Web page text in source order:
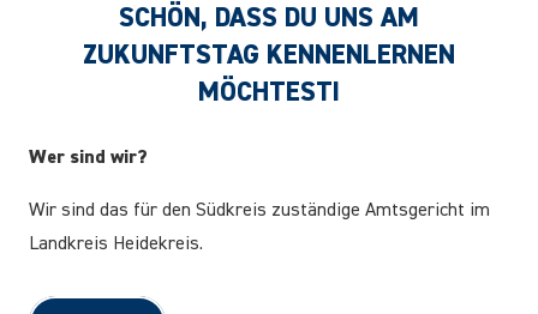
SCHÖN, DASS DU UNS AM
ZUKUNFTSTAG KENNENLERNEN
MÖCHTEST!
Wer sind wir?
Wir sind das für den Südkreis zuständige Amtsgericht im
Landkreis Heidekreis.